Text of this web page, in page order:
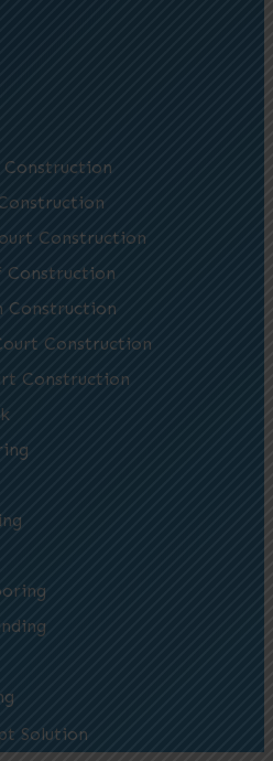
Construction
Construction
Construction
Construction
Construction
Construction
Solution